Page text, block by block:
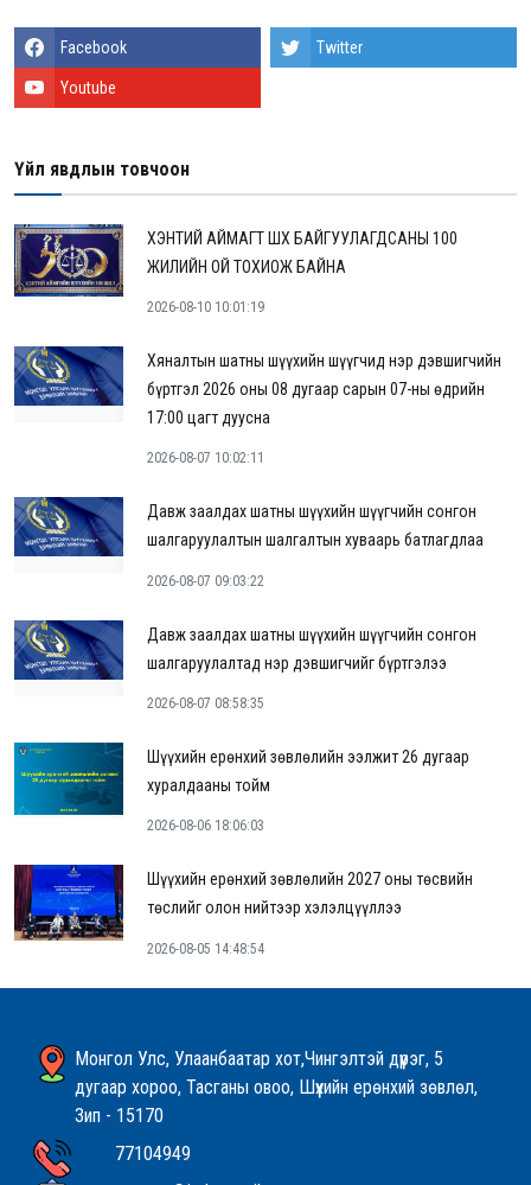
Facebook Twitter
Youtube
Үйл явдлын товчоон
ХЭНТИЙ АЙМАГТ ШҮҮХ БАЙГУУЛАГДСАНЫ 100
ЖИЛИЙН ОЙ ТОХИОЖ БАЙНА
2026-08-10 10:01:19
Хяналтын шатны шүүхийн шүүгчид нэр дэвшигчийн
бүртгэл 2026 оны 08 дугаар сарын 07-ны өдрийн
17:00 цагт дуусна
2026-08-07 10:02:11
Давж заалдах шатны шүүхийн шүүгчийн сонгон
шалгаруулалтын шалгалтын хуваарь батлагдлаа
2026-08-07 09:03:22
Давж заалдах шатны шүүхийн шүүгчийн сонгон
шалгаруулалтад нэр дэвшигчийг бүртгэлээ
2026-08-07 08:58:35
Шүүхийн ерөнхий зөвлөлийн ээлжит 26 дугаар
хуралдааны тойм
2026-08-06 18:06:03
Шүүхийн ерөнхий зөвлөлийн 2027 оны төсвийн
төслийг олон нийтээр хэлэлцүүллээ
2026-08-05 14:48:54
Монгол Улс, Улаанбаатар хот,Чингэлтэй дүүрэг, 5
дугаар хороо, Тасганы овоо, Шүүхийн ерөнхий зөвлөл,
Зип - 15170
77104949